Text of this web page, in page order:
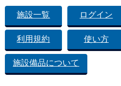
施設一覧 ログイン
利用規約 使い方
施設備品について